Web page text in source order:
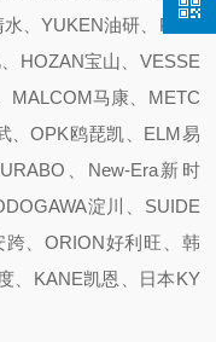
、YUKEN油研、Pana
HOZAN宝山、VESSE
MALCOM马康、METC
、OPK鸥琵凯、ELM易
、New-Era新时
淀川、SUIDE
、ORION好利旺、韩
、KANE凯恩、日本KY